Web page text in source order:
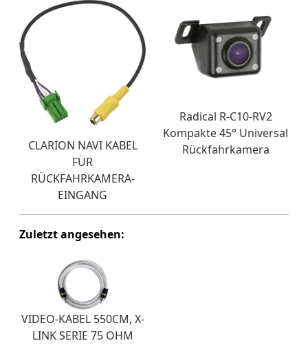
CLARION NAVI KABEL
FÜR
RÜCKFAHRKAMERA-
EINGANG
Radical R-C10-RV2
Kompakte 45° Universal
Rückfahrkamera
Zuletzt angesehen:
VIDEO-KABEL 550CM, X-
LINK SERIE 75 OHM